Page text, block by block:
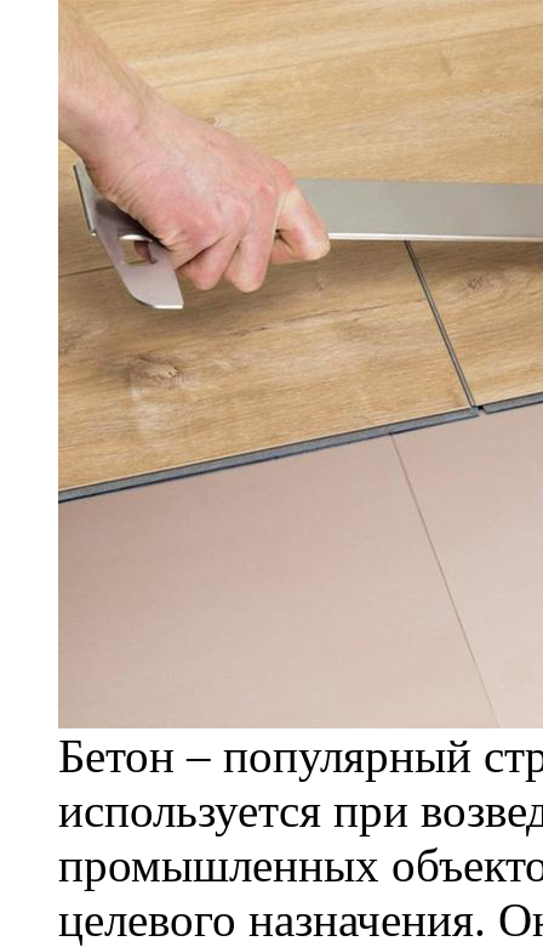
Бетон – популярный
используется при
промышленных
целевого назначения.